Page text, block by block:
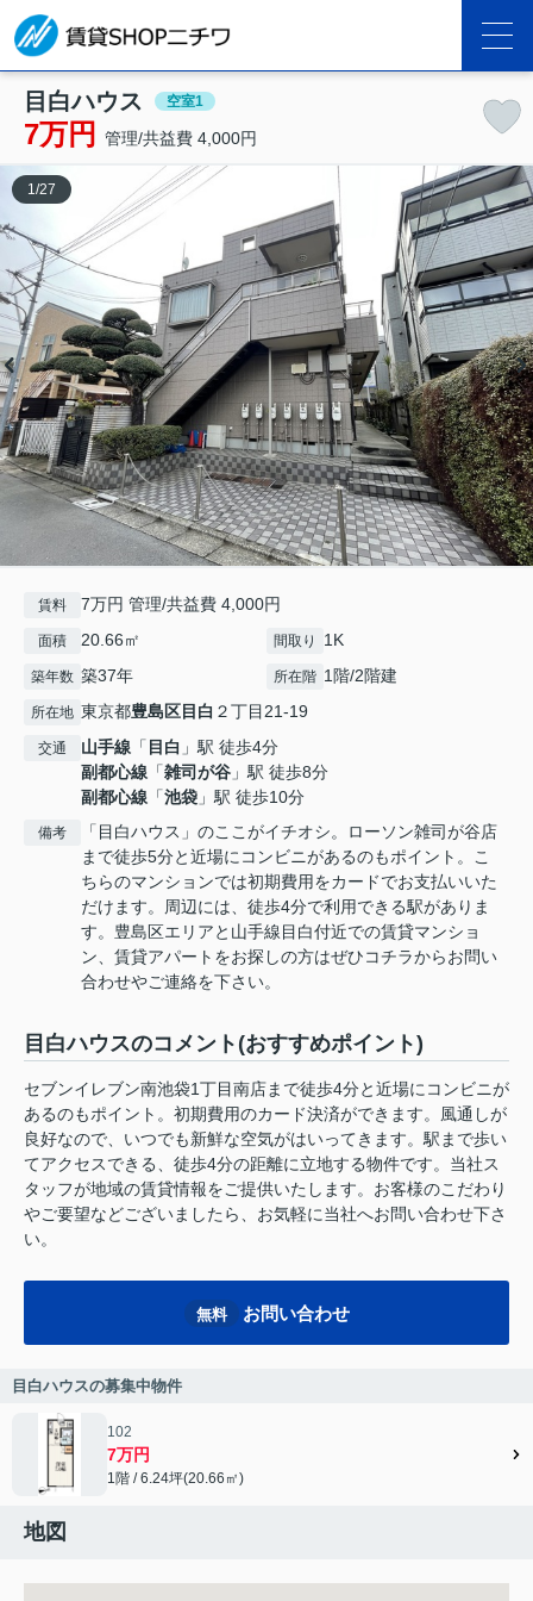
目白ハウス 空室1
7万円 管理/共益費 4,000円
1 /27
賃料 7万円 管理/共益費 4,000円
面積 20.66㎡ 間取り 1K
築年数 築37年 所在階 1階/2階建
所在地 東京都豊島区目白 ２丁目21-19
交通 山手線 「 目白 」駅 徒歩4分
副都心線 「雑司が谷 」駅 徒歩8分
副都心線 「池袋 」駅 徒歩10分
備考
「目白ハウス」のここがイチオシ。ローソン雑司が谷店
まで徒歩5分と近場にコンビニがあるのもポイント。こ
ちらのマンションでは初期費用をカードでお支払いいた
だけます。周辺には、徒歩4分で利用できる駅がありま
す。豊島区エリアと山手線目白付近での賃貸マンショ
ン、賃貸アパートをお探しの方はぜひコチラからお問い
合わせやご連絡を下さい。
目白ハウスのコメント(おすすめポイント)
セブンイレブン南池袋1丁目南店まで徒歩4分と近場にコンビニが
あるのもポイント。初期費用のカード決済ができます。風通しが
良好なので、いつでも新鮮な空気がはいってきます。駅まで歩い
てアクセスできる、徒歩4分の距離に立地する物件です。当社ス
タッフが地域の賃貸情報をご提供いたします。お客様のこだわり
やご要望などございましたら、お気軽に当社へお問い合わせ下さ
い。
無料 お問い合わせ
目白ハウスの募集中物件
102
7万円
1階 / 6.24坪(20.66㎡)
地図